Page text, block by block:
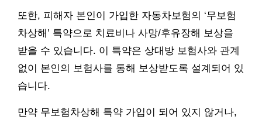
또한, 피해자 본인이 가입한 자동차보험의 ‘무보험
차상해’ 특약으로 치료비나 사망/후유장해 보상을
받을 수 있습니다. 이 특약은 상대방 보험사와 관계
없이 본인의 보험사를 통해 보상받도록 설계되어 있
습니다.
만약 무보험차상해 특약 가입이 되어 있지 않거나,